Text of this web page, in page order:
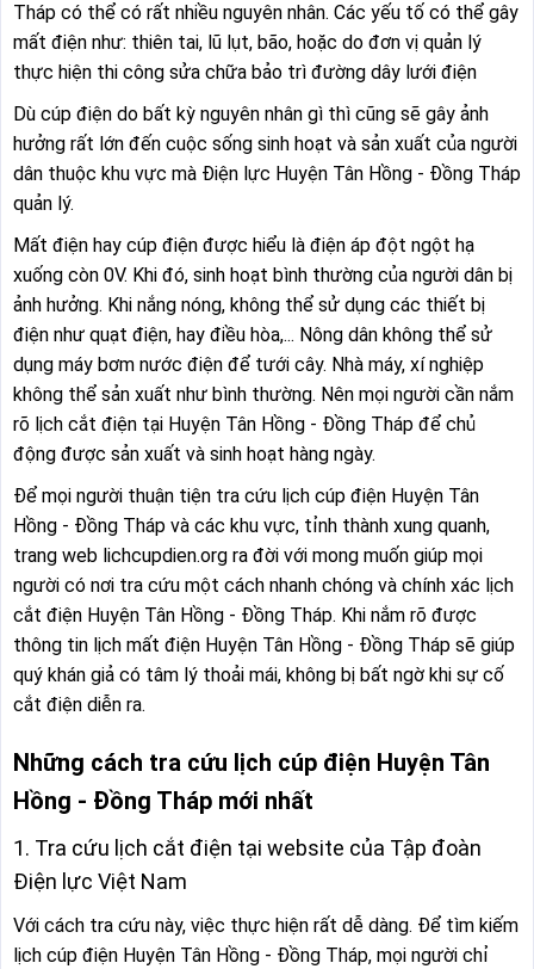
Tháp có thể có rất nhiều nguyên nhân. Các yếu tố có thể gây
mất điện như: thiên tai, lũ lụt, bão, hoặc do đơn vị quản lý
thực hiện thi công sửa chữa bảo trì đường dây lưới điện
Dù cúp điện do bất kỳ nguyên nhân gì thì cũng sẽ gây ảnh
hưởng rất lớn đến cuộc sống sinh hoạt và sản xuất của người
dân thuộc khu vực mà Điện lực Huyện Tân Hồng - Đồng Tháp
quản lý.
Mất điện hay cúp điện được hiểu là điện áp đột ngột hạ
xuống còn 0V. Khi đó, sinh hoạt bình thường của người dân bị
ảnh hưởng. Khi nắng nóng, không thể sử dụng các thiết bị
điện như quạt điện, hay điều hòa,... Nông dân không thể sử
dụng máy bơm nước điện để tưới cây. Nhà máy, xí nghiệp
không thể sản xuất như bình thường. Nên mọi người cần nắm
rõ lịch cắt điện tại Huyện Tân Hồng - Đồng Tháp để chủ
động được sản xuất và sinh hoạt hàng ngày.
Để mọi người thuận tiện tra cứu lịch cúp điện Huyện Tân
Hồng - Đồng Tháp và các khu vực, tỉnh thành xung quanh,
trang web lichcupdien.org ra đời với mong muốn giúp mọi
người có nơi tra cứu một cách nhanh chóng và chính xác lịch
cắt điện Huyện Tân Hồng - Đồng Tháp. Khi nắm rõ được
thông tin lịch mất điện Huyện Tân Hồng - Đồng Tháp sẽ giúp
quý khán giả có tâm lý thoải mái, không bị bất ngờ khi sự cố
cắt điện diễn ra.
Những cách tra cứu lịch cúp điện Huyện Tân
Hồng - Đồng Tháp mới nhất
1. Tra cứu lịch cắt điện tại website của Tập đoàn
Điện lực Việt Nam
Với cách tra cứu này, việc thực hiện rất dễ dàng. Để tìm kiếm
lịch cúp điện Huyện Tân Hồng - Đồng Tháp, mọi người chỉ